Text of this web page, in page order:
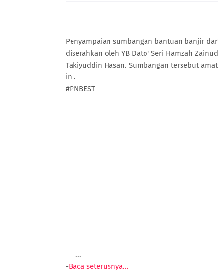
Penyampaian sumbangan bantuan banjir
diserahkan oleh YB Dato' Seri Hamzah
Takiyuddin Hasan. Sumbangan tersebut
ini.
#PNBEST
...
-Baca seterusnya...